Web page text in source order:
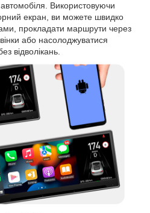
Використовуючи
екран, ви можете швидко
прокладати маршрути через
або насолоджуватися
відволікань.